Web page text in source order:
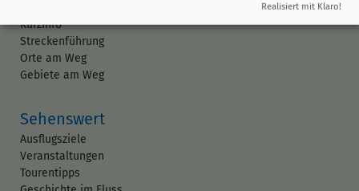
Kurzinfo
Streckenführung
Orte am Weg
Gebiete am Weg
Sehenswert
Ausflugsziele
Veranstaltungen
Tourentipps
Realisiert mit Klaro!